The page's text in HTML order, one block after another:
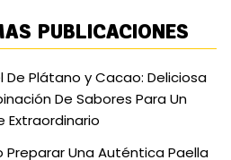
PUBLICACIONES
De Plátano y Cacao: Deliciosa
De Sabores Para Un
Extraordinario
Preparar Una Auténtica Paella